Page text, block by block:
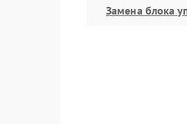
Замена блока